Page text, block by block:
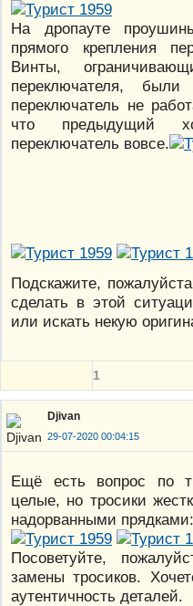
На дропауте
прямого крепления
Винты,
переключателя,
переключатель не
что предыдущий
переключатель вовсе.
Подскажите,
сделать в этой
или искать некую
1
Djivan
29-07-2020 00:04:15
Ещё есть вопрос по
целые, но тросики
надорванными прядками:
Посоветуйте,
замены тросиков.
аутентичность деталей.